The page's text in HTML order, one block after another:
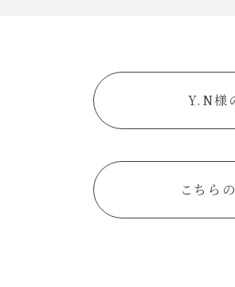
Y.N様
こちら